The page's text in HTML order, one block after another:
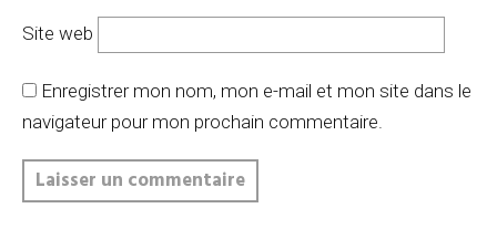
Site web
Enregistrer mon nom, mon e-mail et mon site dans le
navigateur pour mon prochain commentaire.